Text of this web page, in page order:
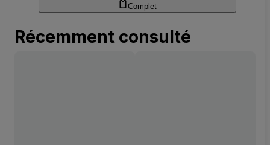
Complet
Récemment consulté